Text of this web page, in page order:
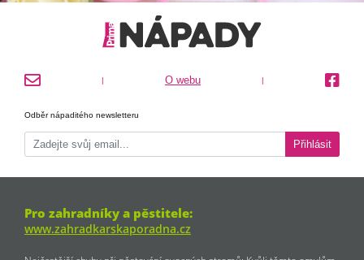
O webu
Odběr nápaditého newsletteru
Přihlásit
Pro zahradníky a pěstitele:
www.zahradkarskaporadna.cz